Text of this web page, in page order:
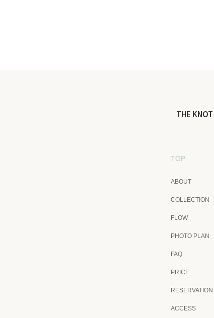
THE
TOP
ABOUT
COLLECTION
FLOW
PHOTO PLAN
FAQ
PRICE
RESERVATION
ACCESS